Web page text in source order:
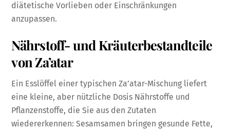
diätetische Vorlieben oder Einschränkungen
anzupassen.
Nährstoff- und Kräuterbestandteile
von Za’atar
Ein Esslöffel einer typischen Za’atar-Mischung liefert
eine kleine, aber nützliche Dosis Nährstoffe und
Pflanzenstoffe, die Sie aus den Zutaten
wiedererkennen: Sesamsamen bringen gesunde Fette,